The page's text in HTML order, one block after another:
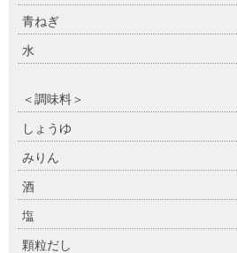
青ねぎ
水
＜調味料＞
しょうゆ
みりん
酒
塩
顆粒だし